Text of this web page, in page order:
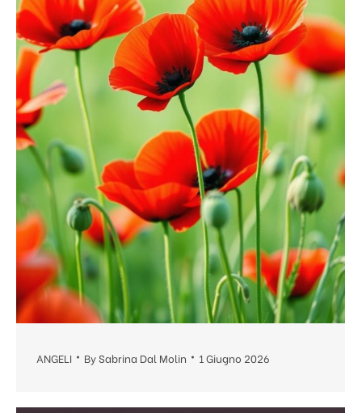
ANGELI BySabrina Dal Molin 1 Giugno 2026